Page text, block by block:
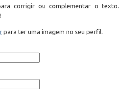
corrigir ou complementar o texto.
para ter uma imagem no seu perfil.